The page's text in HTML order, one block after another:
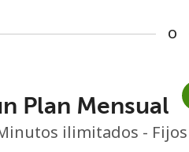
No se
Mínimo 8 caracteres
o
Plan Mensual
ilimitados -